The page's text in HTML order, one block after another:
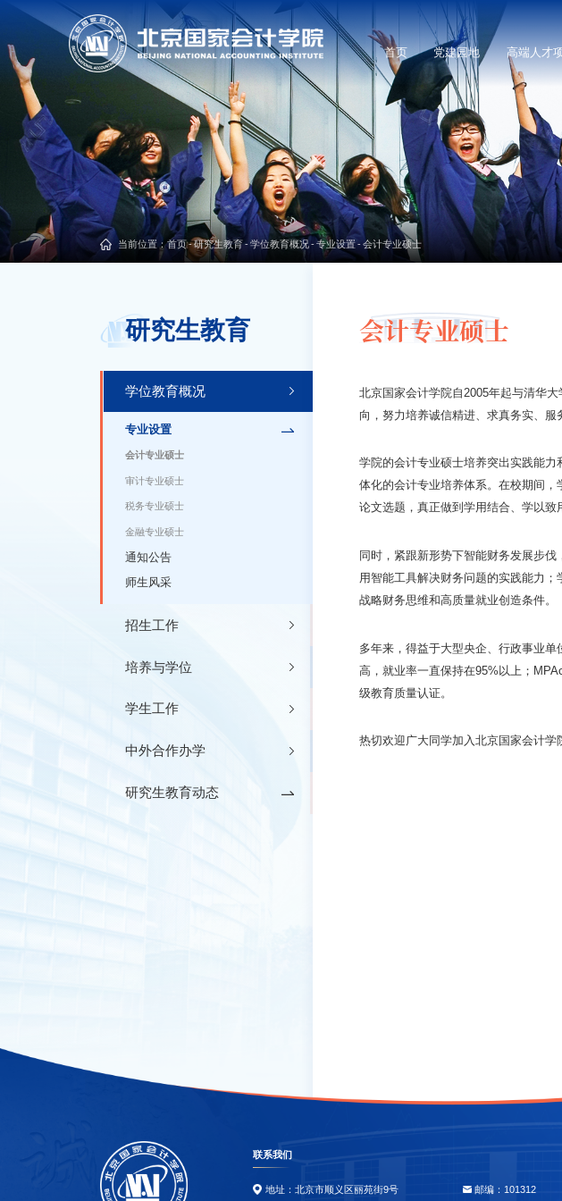
首页 党建园地 高端人才
当前位置：首页-研究生教育-学位教育概况-专业设置-会计专业硕士
研究生教育
学位教育概况
专业设置
会计专业硕士
审计专业硕士
税务专业硕士
金融专业硕士
通知公告
师生风采
招生工作
培养与学位
学生工作
中外合作办学
研究生教育动态
会计专业硕士
北京国家会计学院自2005年起与清华
向，努力培养诚信精进、求真务实、服
学院的会计专业硕士培养突出实践能力
体化的会计专业培养体系。在校期间
论文选题，真正做到学用结合、学以致
同时，紧跟新形势下智能财务发展步
用智能工具解决财务问题的实践能力
战略财务思维和高质量就业创造条件。
多年来，得益于大型央企、行政事业
高，就业率一直保持在95%以上；
级教育质量认证。
热切欢迎广大同学加入北京国家会计学
联系我们
地址：北京市顺义区丽苑街9号 邮编：101312